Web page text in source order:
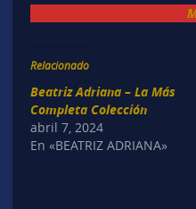
Relacionado
Beatriz Adriana – La Más
Completa Colección
abril 7, 2024
En «BEATRIZ ADRIANA»